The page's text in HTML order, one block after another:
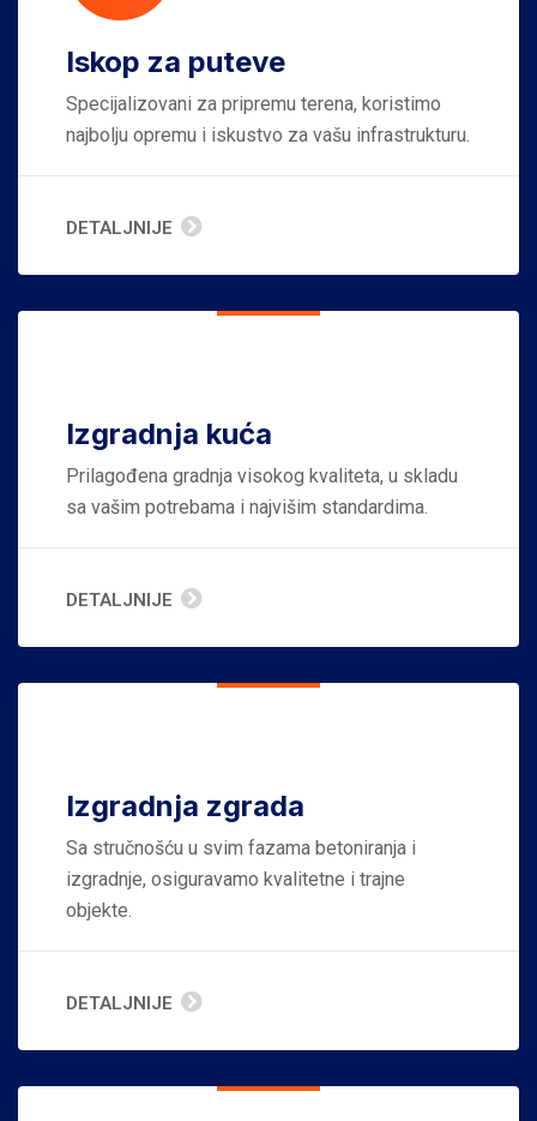
Iskop za puteve
Specijalizovani za pripremu terena, koristimo
najbolju opremu i iskustvo za vašu infrastrukturu.
DETALJNIJE
Izgradnja kuća
Prilagođena gradnja visokog kvaliteta, u skladu
sa vašim potrebama i najvišim standardima.
DETALJNIJE
Izgradnja zgrada
Sa stručnošću u svim fazama betoniranja i
izgradnje, osiguravamo kvalitetne i trajne
objekte.
DETALJNIJE